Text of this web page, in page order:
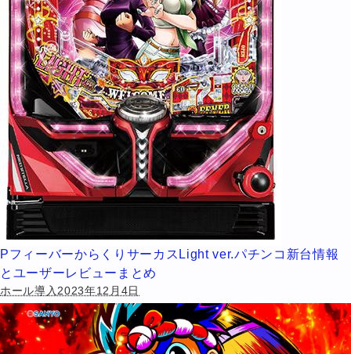
PフィーバーからくりサーカスLight ver.パチンコ新台情報
とユーザーレビューまとめ
ホール導入2023年12月4日